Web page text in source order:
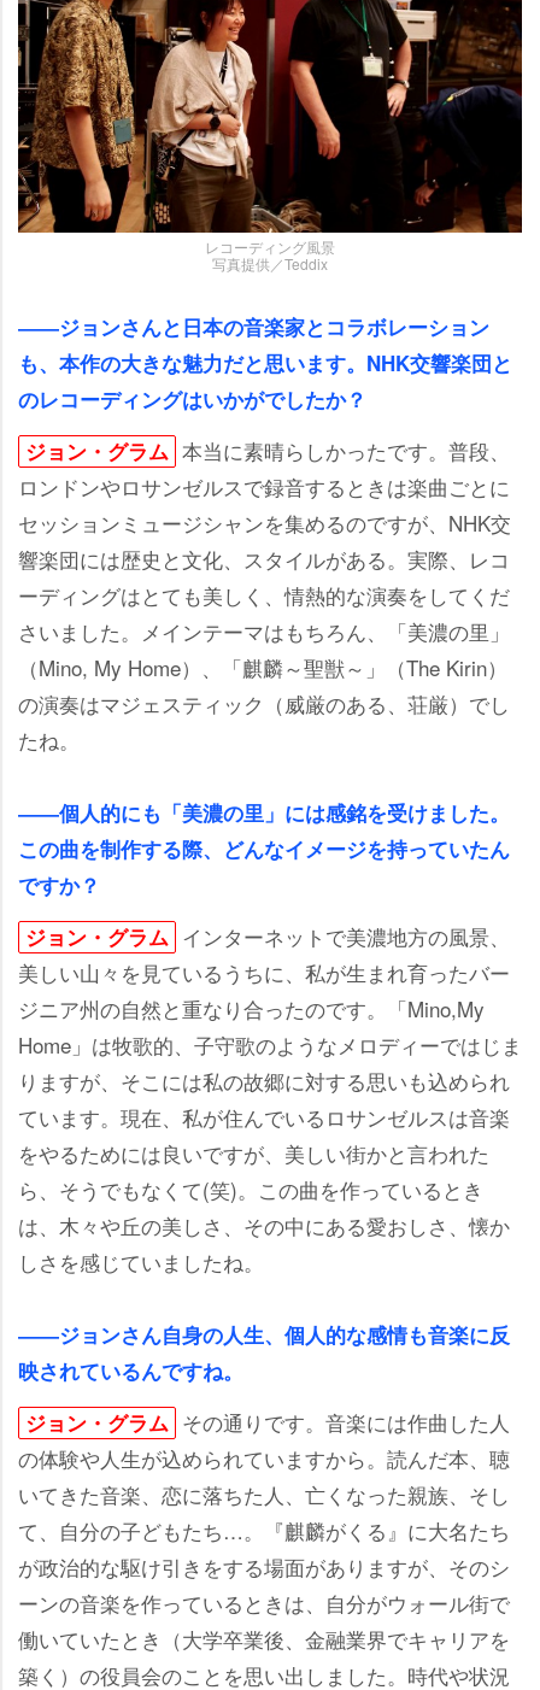
レコーディング風景
写真提供／Teddix
――ジョンさんと日本の音楽家とコラボレーション
も、本作の大きな魅力だと思います。NHK交響楽団と
のレコーディングはいかがでしたか？
ジョン・グラム 本当に素晴らしかったです。普段、
ロンドンやロサンゼルスで録音するときは楽曲ごとに
セッションミュージシャンを集めるのですが、NHK交
響楽団には歴史と文化、スタイルがある。実際、レコ
ーディングはとても美しく、情熱的な演奏をしてくだ
さいました。メインテーマはもちろん、「美濃の里」
（Mino, My Home）、「麒麟～聖獣～」（The Kirin）
の演奏はマジェスティック（威厳のある、荘厳）でし
たね。
――個人的にも「美濃の里」には感銘を受けました。
この曲を制作する際、どんなイメージを持っていたん
ですか？
ジョン・グラム インターネットで美濃地方の風景、
美しい山々を見ているうちに、私が生まれ育ったバー
ジニア州の自然と重なり合ったのです。「Mino,My
Home」は牧歌的、子守歌のようなメロディーではじま
りますが、そこには私の故郷に対する思いも込められ
ています。現在、私が住んでいるロサンゼルスは音楽
をやるためには良いですが、美しい街かと言われた
ら、そうでもなくて(笑)。この曲を作っているとき
は、木々や丘の美しさ、その中にある愛おしさ、懐か
しさを感じていましたね。
――ジョンさん自身の人生、個人的な感情も音楽に反
映されているんですね。
ジョン・グラム その通りです。音楽には作曲した人
の体験や人生が込められていますから。読んだ本、聴
いてきた音楽、恋に落ちた人、亡くなった親族、そし
て、自分の子どもたち…。『麒麟がくる』に大名たち
が政治的な駆け引きをする場面がありますが、そのシ
ーンの音楽を作っているときは、自分がウォール街で
働いていたとき（大学卒業後、金融業界でキャリアを
築く）の役員会のことを思い出しました。時代や状況